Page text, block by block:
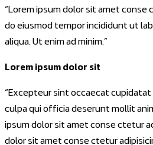
“Lorem ipsum dolor sit amet conse
do eiusmod tempor incididunt ut
aliqua. Ut enim ad minim.”
Lorem ipsum dolor sit
“Excepteur sint occaecat
culpa qui officia deserunt mollit
ipsum dolor sit amet conse ctetur
dolor sit amet conse ctetur